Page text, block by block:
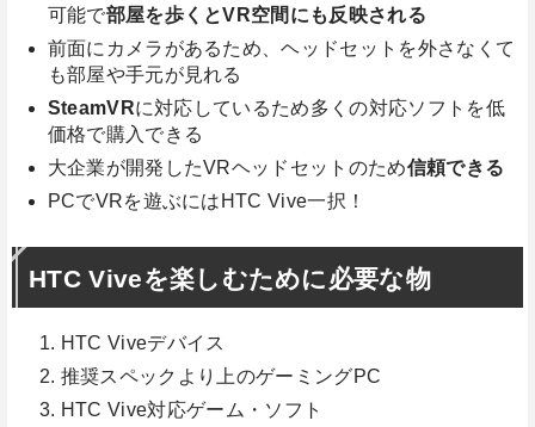
可能で部屋を歩くとVR空間にも反映される
前面にカメラがあるため、ヘッドセットを外さなくて
も部屋や手元が見れる
SteamVRに対応しているため多くの対応ソフトを低
価格で購入できる
大企業が開発したVRヘッドセットのため信頼できる
PCでVRを遊ぶにはHTC Vive一択！
HTC Viveを楽しむために必要な物
HTC Viveデバイス
推奨スペックより上のゲーミングPC
HTC Vive対応ゲーム・ソフト